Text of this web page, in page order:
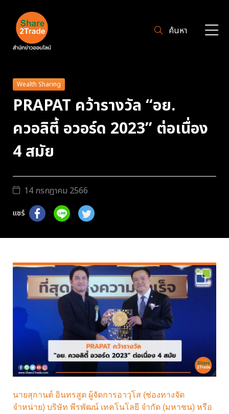
ค้นหา
Wealth Sharing
PRAPAT คว้ารางวัล “อย.
ควอลิตี้ อวอร์ด 2023” ต่อเนื่อง
4 สมัย
14 กรกฎาคม 2566
แชร์
นายสุกานต์ อินทรสูต ผู้จัดการอาวุโส (ช่องทางจัด
จำหน่าย) บริษัท พีรพัฒน์ เทคโนโลยี จำกัด (มหาชน) หรือ